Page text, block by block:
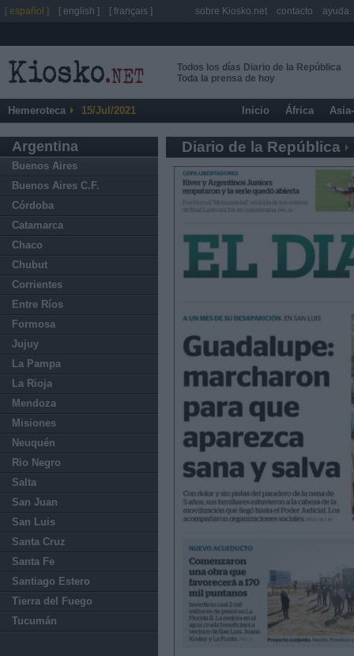
Todos los días Diario de la República
Toda la prensa de hoy
Hemeroteca 15/Jul/2021 Inicio África
Argentina
Buenos Aires
Buenos Aires C.F.
Córdoba
Catamarca
Chaco
Chubut
Corrientes
Entre Ríos
Formosa
Jujuy
La Pampa
La Rioja
Mendoza
Misiones
Neuquén
Rio Negro
Salta
San Juan
San Luis
Santa Cruz
Santa Fe
Santiago Estero
Tierra del Fuego
Tucumán
Diario de la República
[ español ] [ english ] [ français ] sobre Kiosko.net contacto ayuda